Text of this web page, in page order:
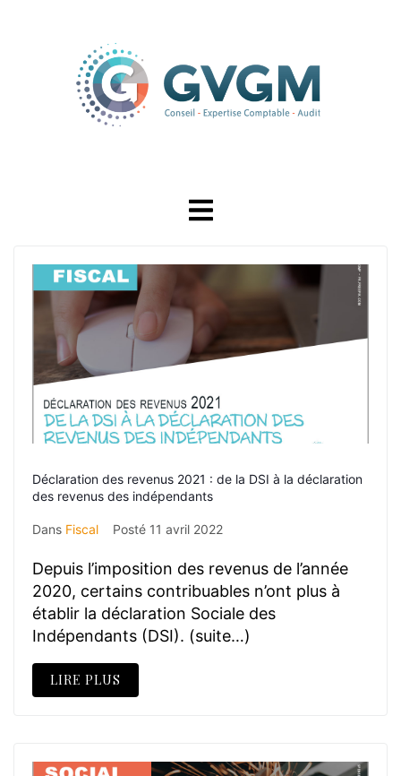
Déclaration des revenus 2021 : de la DSI à la déclaration
des revenus des indépendants
Dans Fiscal Posté 11 avril 2022
Depuis l’imposition des revenus de l’année
2020, certains contribuables n’ont plus à
établir la déclaration Sociale des
Indépendants (DSI). (suite…)
LIRE PLUS